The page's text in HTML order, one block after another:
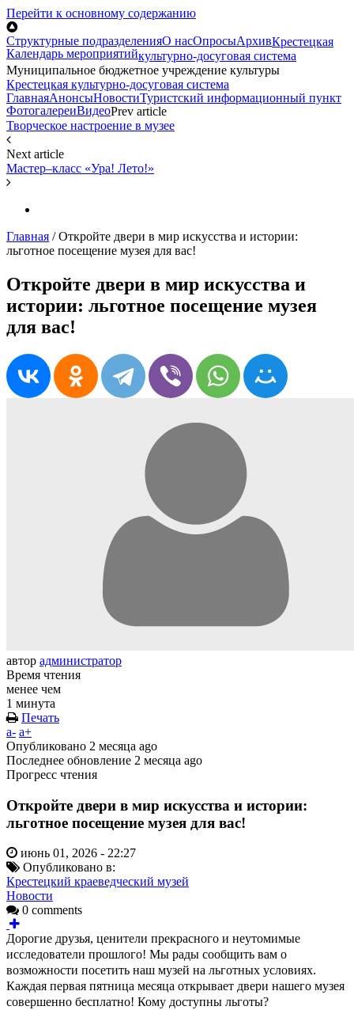
Перейти к основному содержанию
Структурные подразделенияО насОпросыАрхив
Календарь мероприятий
Крестецкая
культурно-досуговая система
Муниципальное бюджетное учреждение культуры
Крестецкая культурно-досуговая система
ГлавнаяАнонсыНовостиТуристский информационный пункт
ФотогалереиВидеоPrev article
Творческое настроение в музее
Next article
Мастер–класс «Ура! Лето!»
Главная /Откройте двери в мир искусства и истории:
льготное посещение музея для вас!
Откройте двери в мир искусства и
истории: льготное посещение музея
для вас!
автор администратор
Время чтения
менее чем
1 минута
Печать
a- a+
Опубликовано 2 месяца ago
Последнее обновление 2 месяца ago
Прогресс чтения
Откройте двери в мир искусства и истории:
льготное посещение музея для вас!
июнь 01, 2026 - 22:27
Опубликовано в:
Крестецкий краеведческий музей
Новости
0 comments
Дорогие друзья, ценители прекрасного и неутомимые
исследователи прошлого! Мы рады сообщить вам о
возможности посетить наш музей на льготных условиях.
Каждая первая пятница месяца открывает двери нашего музея
совершенно бесплатно! Кому доступны льготы?